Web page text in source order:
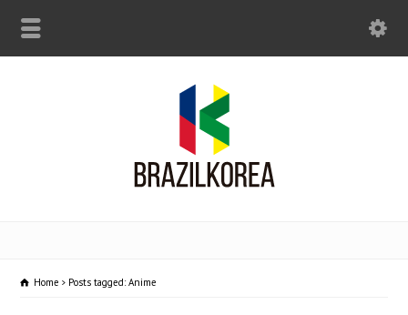
Home Posts tagged: Anime